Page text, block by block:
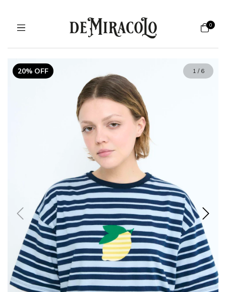
0
20% OFF 1 / 6